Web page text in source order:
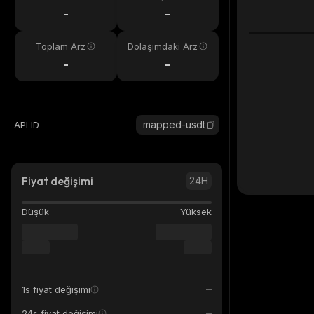
- -
Toplam Arz
-
Dolaşımdaki Arz
-
API ID mapped-usdt
Fiyat değişimi 24H
Düşük Yüksek
1s fiyat değişimi